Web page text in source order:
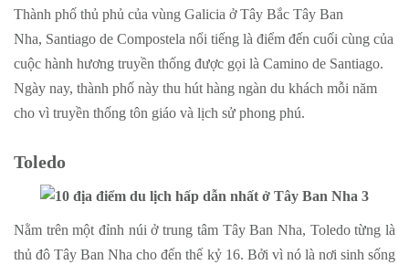
Thành phố thủ phủ của vùng Galicia ở Tây Bắc Tây Ban
Nha, Santiago de Compostela nổi tiếng là điểm đến cuối cùng của
cuộc hành hương truyền thống được gọi là Camino de Santiago.
Ngày nay, thành phố này thu hút hàng ngàn du khách mỗi năm
cho vì truyền thống tôn giáo và lịch sử phong phú.
Toledo
Nằm trên một đỉnh núi ở trung tâm Tây Ban Nha, Toledo từng là
thủ đô Tây Ban Nha cho đến thế kỷ 16. Bởi vì nó là nơi sinh sống